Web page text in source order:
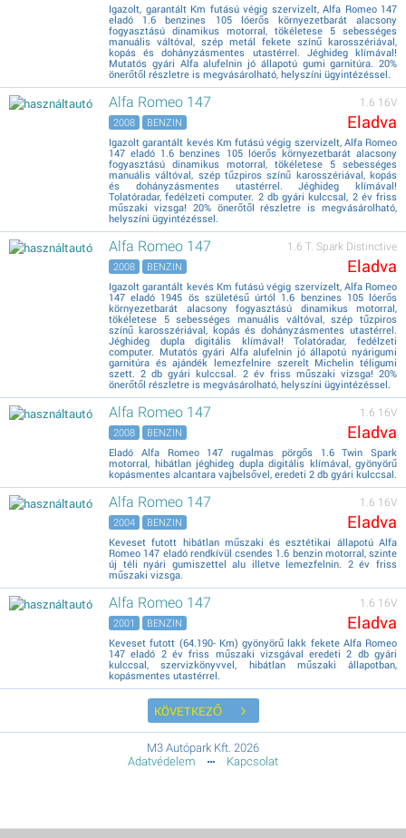
Igazolt, garantált Km futású végig szervizelt, Alfa Romeo 147
eladó 1.6 benzines 105 lóerős környezetbarát alacsony
fogyasztású dinamikus motorral, tökéletese 5 sebességes
manuális váltóval, szép metál fekete színű karosszériával,
kopás és dohányzásmentes utastérrel. Jéghideg klímával!
Mutatós gyári Alfa alufelnin jó állapotú gumi garnitúra. 20%
önerőtől részletre is megvásárolható, helyszíni ügyintézéssel.
Alfa Romeo 147 1.6 16V
Eladva
2008 BENZIN
Igazolt garantált kevés Km futású végig szervizelt, Alfa Romeo
147 eladó 1.6 benzines 105 lóerős környezetbarát alacsony
fogyasztású dinamikus motorral, tökéletese 5 sebességes
manuális váltóval, szép tűzpiros színű karosszériával, kopás
és dohányzásmentes utastérrel. Jéghideg klímával!
Tolatóradar, fedélzeti computer. 2 db gyári kulccsal, 2 év friss
műszaki vizsga! 20% önerőtől részletre is megvásárolható,
helyszíni ügyintézéssel.
Alfa Romeo 147 1.6 T. Spark Distinctive
Eladva
2008 BENZIN
Igazolt garantált kevés Km futású végig szervizelt, Alfa Romeo
147 eladó 1945 ös születésű úrtól 1.6 benzines 105 lóerős
környezetbarát alacsony fogyasztású dinamikus motorral,
tökéletese 5 sebességes manuális váltóval, szép tűzpiros
színű karosszériával, kopás és dohányzásmentes utastérrel.
Jéghideg dupla digitális klímával! Tolatóradar, fedélzeti
computer. Mutatós gyári Alfa alufelnin jó állapotú nyárigumi
garnitúra és ajándék lemezfelnire szerelt Michelin téligumi
szett. 2 db gyári kulccsal. 2 év friss műszaki vizsga! 20%
önerőtől részletre is megvásárolható, helyszíni ügyintézéssel.
Alfa Romeo 147 1.6 16V
Eladva
2008 BENZIN
Eladó Alfa Romeo 147 rugalmas pörgős 1.6 Twin Spark
motorral, hibátlan jéghideg dupla digitális klímával, gyönyörű
kopásmentes alcantara vajbelsővel, eredeti 2 db gyári kulccsal.
Alfa Romeo 147 1.6 16V
Eladva
2004 BENZIN
Keveset futott hibátlan műszaki és esztétikai állapotú Alfa
Romeo 147 eladó rendkívül csendes 1.6 benzin motorral, szinte
új téli nyári gumiszettel alu illetve lemezfelnin. 2 év friss
műszaki vizsga.
Alfa Romeo 147 1.6 16V
Eladva
2001 BENZIN
Keveset futott (64.190- Km) gyönyörű lakk fekete Alfa Romeo
147 eladó 2 év friss műszaki vizsgával eredeti 2 db gyári
kulccsal, szervizkönyvvel, hibátlan műszaki állapotban,
kopásmentes utastérrel.
KÖVETKEZŐ
M3 Autópark Kft. 2026
Adatvédelem
Kapcsolat